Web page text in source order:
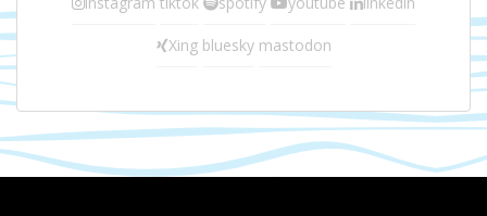
Xing bluesky mastodon